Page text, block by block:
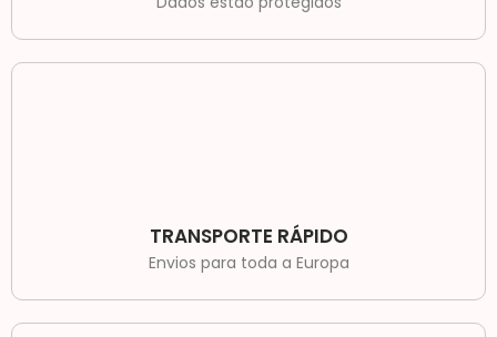
TRANSPORTE RÁPIDO
Envios para toda a Europa